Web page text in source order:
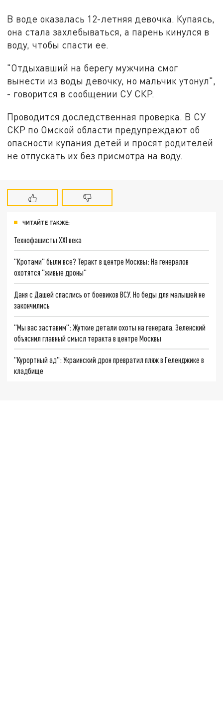
В воде оказалась 12-летняя девочка. Купаясь,
она стала захлебываться, а парень кинулся в
воду, чтобы спасти ее.
"Отдыхавший на берегу мужчина смог
вынести из воды девочку, но мальчик утонул",
- говорится в сообщении СУ СКР.
Проводится доследственная проверка. В СУ
СКР по Омской области предупреждают об
опасности купания детей и просят родителей
не отпускать их без присмотра на воду.
ЧИТАЙТЕ ТАКЖЕ:
Технофашисты XXI века
"Кротами" были все? Теракт в центре Москвы: На генералов
охотятся "живые дроны"
Даня с Дашей спаслись от боевиков ВСУ. Но беды для малышей не
закончились
"Мы вас заставим": Жуткие детали охоты на генерала. Зеленский
объяснил главный смысл теракта в центре Москвы
"Курортный ад": Украинский дрон превратил пляж в Геленджике в
кладбище